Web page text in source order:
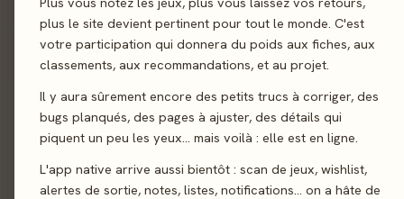
plus le site devient pertinent pour tout le monde. C'est
votre participation qui donnera du poids aux fiches, aux
classements, aux recommandations, et au projet.
Il y aura sûrement encore des petits trucs à corriger, des
bugs planqués, des pages à ajuster, des détails qui
piquent un peu les yeux… mais voilà : elle est en ligne.
L'app native arrive aussi bientôt : scan de jeux, wishlist,
alertes de sortie, notes, listes, notifications… on a hâte de
Gestion de ressources Dés Développement
Sortie 19 avril
Auteur Jan M
Illustration Heiko